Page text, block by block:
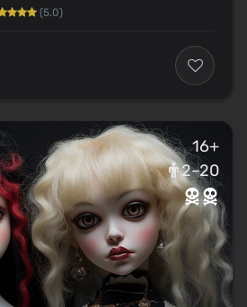
(5.0)
16+
2–20